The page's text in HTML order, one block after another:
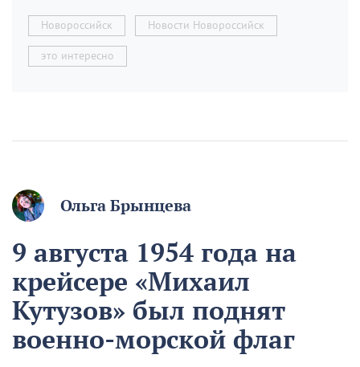
Новороссийск Новости Новороссийск
это интересно
Ольга Брынцева
9 августа 1954 года на
крейсере «Михаил
Кутузов» был поднят
военно-морской флаг